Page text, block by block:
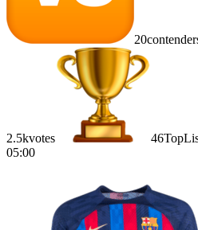
20
2.5kvotes 46
05:00